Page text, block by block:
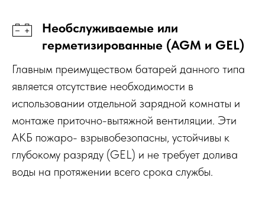
Необслуживаемые или
герметизированные (AGM и GEL)
Главным преимуществом батарей данного типа
является отсутствие необходимости в
использовании отдельной зарядной комнаты и
монтаже приточно-вытяжной вентиляции. Эти
АКБ пожаро- взрывобезопасны, устойчивы к
глубокому разряду (GEL) и не требует долива
воды на протяжении всего срока службы.